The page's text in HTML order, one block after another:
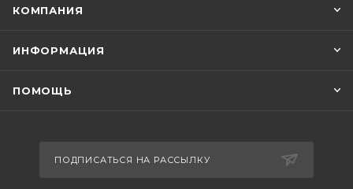
КОМПАНИЯ
ИНФОРМАЦИЯ
ПОМОЩЬ
ПОДПИСАТЬСЯ НА РАССЫЛКУ